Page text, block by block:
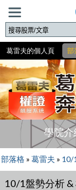
葛雷夫的個人頁 部
學院介
部落格 » 葛雷夫 » 10/
10/1盤勢分析 &